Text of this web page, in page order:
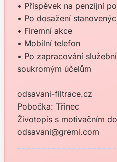
• Příspěvek na penzijní
• Po dosažení
• Firemní akce
• Mobilní telefon
• Po zapracování
soukromým účelům
odsavani-filtrace.cz
Pobočka: Třinec
Životopis s motivačním
odsavani@gremi.com